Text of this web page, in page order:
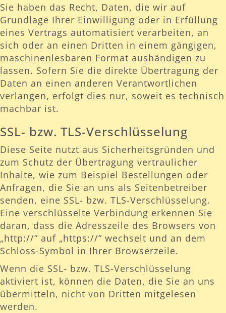
Sie haben das Recht, Daten, die wir auf
Grundlage Ihrer Einwilligung oder in Erfüllung
eines Vertrags automatisiert verarbeiten, an
sich oder an einen Dritten in einem gängigen,
maschinenlesbaren Format aushändigen zu
lassen. Sofern Sie die direkte Übertragung der
Daten an einen anderen Verantwortlichen
verlangen, erfolgt dies nur, soweit es technisch
machbar ist.
SSL- bzw. TLS-Verschlüsselung
Diese Seite nutzt aus Sicherheitsgründen und
zum Schutz der Übertragung vertraulicher
Inhalte, wie zum Beispiel Bestellungen oder
Anfragen, die Sie an uns als Seitenbetreiber
senden, eine SSL- bzw. TLS-Verschlüsselung.
Eine verschlüsselte Verbindung erkennen Sie
daran, dass die Adresszeile des Browsers von
„http://“ auf „https://“ wechselt und an dem
Schloss-Symbol in Ihrer Browserzeile.
Wenn die SSL- bzw. TLS-Verschlüsselung
aktiviert ist, können die Daten, die Sie an uns
übermitteln, nicht von Dritten mitgelesen
werden.